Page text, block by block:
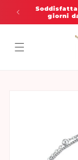
direttamente
ai contenuti
Ti diamo il